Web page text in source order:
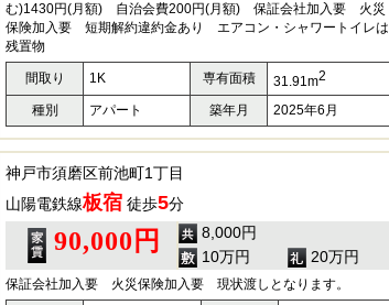
む)1430円(月額) 自治会費200円(月額) 保証会社加入要 火災
保険加入要 短期解約違約金あり エアコン・シャワートイレは
残置物
間取り 1K 専有面積 31.91m2
種別 アパート 築年月 2025年6月
神戸市須磨区前池町1丁目
山陽電鉄線板宿 徒歩5分
90,000円
8,000円
10万円
20万円
保証会社加入要 火災保険加入要 現状渡しとなります。